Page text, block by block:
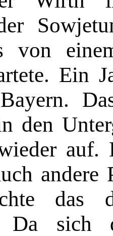
von
Ein
den
andere
das
Da